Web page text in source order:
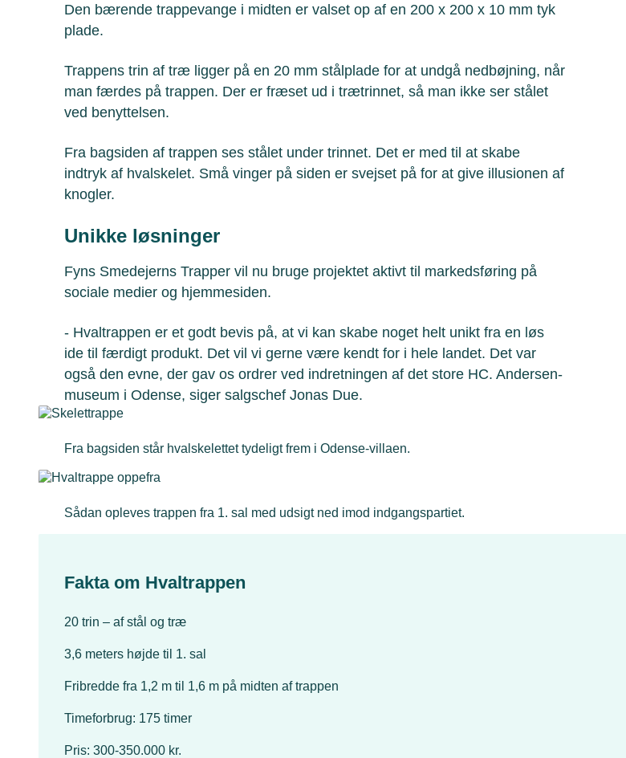
Den bærende trappevange i midten er valset op af en 200 x 200 x 10 mm tyk
plade.
Trappens trin af træ ligger på en 20 mm stålplade for at undgå nedbøjning, når
man færdes på trappen. Der er fræset ud i trætrinnet, så man ikke ser stålet
ved benyttelsen.
Fra bagsiden af trappen ses stålet under trinnet. Det er med til at skabe
indtryk af hvalskelet. Små vinger på siden er svejset på for at give illusionen af
knogler.
Unikke løsninger
Fyns Smedejerns Trapper vil nu bruge projektet aktivt til markedsføring på
sociale medier og hjemmesiden.
- Hvaltrappen er et godt bevis på, at vi kan skabe noget helt unikt fra en løs
ide til færdigt produkt. Det vil vi gerne være kendt for i hele landet. Det var
også den evne, der gav os ordrer ved indretningen af det store HC. Andersen-
museum i Odense, siger salgschef Jonas Due.
Fra bagsiden står hvalskelettet tydeligt frem i Odense-villaen.
Sådan opleves trappen fra 1. sal med udsigt ned imod indgangspartiet.
Fakta om Hvaltrappen
20 trin – af stål og træ
3,6 meters højde til 1. sal
Fribredde fra 1,2 m til 1,6 m på midten af trappen
Timeforbrug: 175 timer
Pris: 300-350.000 kr.